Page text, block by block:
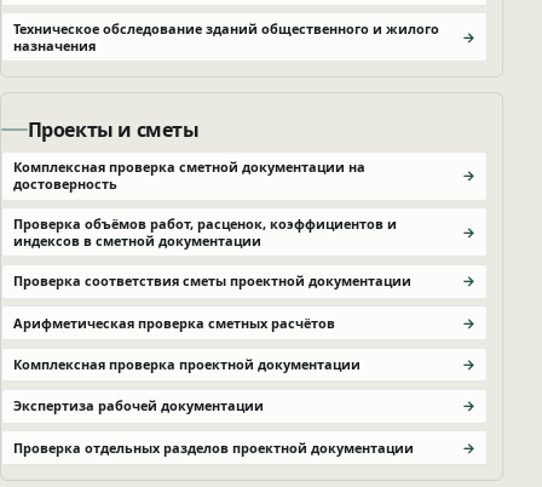
Техническое обследование зданий общественного и жилого
назначения
Проекты и сметы
Комплексная проверка сметной документации на
достоверность
Проверка объёмов работ, расценок, коэффициентов и
индексов в сметной документации
Проверка соответствия сметы проектной документации
Арифметическая проверка сметных расчётов
Комплексная проверка проектной документации
Экспертиза рабочей документации
Проверка отдельных разделов проектной документации